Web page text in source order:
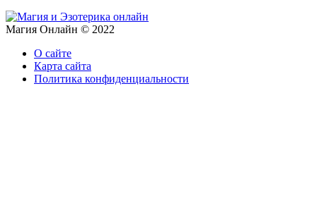
Магия Онлайн © 2022
О сайте
Карта сайта
Политика конфиденциальности